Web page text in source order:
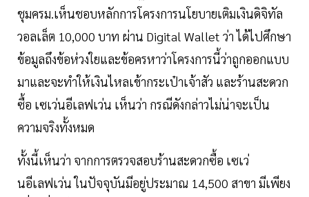
ชุมครม.เห็นชอบหลักการโครงการนโยบายเติมเงินดิจิทัล
วอลเล็ต 10,000 บาท ผ่าน Digital Wallet ว่า ได้ไปศึกษา
ข้อมูลถึงข้อห่วงใยและข้อครหาว่าโครงการนี้ว่าถูกออกแบบ
มาและจะทำให้เงินไหลเข้ากระเป๋าเจ้าสัว และร้านสะดวก
ซื้อ เซเว่นอีเลฟเว่น เห็นว่า กรณีดังกล่าวไม่น่าจะเป็น
ความจริงทั้งหมด
ทั้งนี้เห็นว่า จากการตรวจสอบร้านสะดวกซื้อ เซเว่
นอีเลฟเว่น ในปัจจุบันมีอยู่ประมาณ 14,500 สาขา มีเพียง